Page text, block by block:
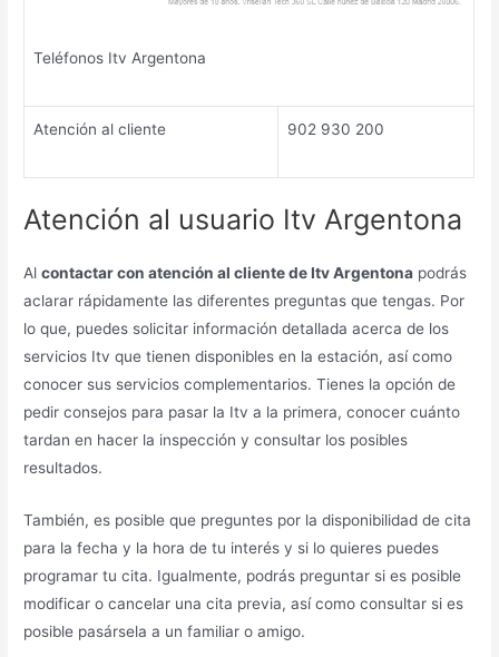
Teléfonos Itv Argentona
Atención al cliente 902 930 200
Atención al usuario Itv Argentona
Alcontactar con atención al cliente de Itv Argentona podrás
aclarar rápidamente las diferentes preguntas que tengas. Por
lo que, puedes solicitar información detallada acerca de los
servicios Itv que tienen disponibles en la estación, así como
conocer sus servicios complementarios. Tienes la opción de
pedir consejos para pasar la Itv a la primera, conocer cuánto
tardan en hacer la inspección y consultar los posibles
resultados.
También, es posible que preguntes por la disponibilidad de cita
para la fecha y la hora de tu interés y si lo quieres puedes
programar tu cita. Igualmente, podrás preguntar si es posible
modificar o cancelar una cita previa, así como consultar si es
posible pasársela a un familiar o amigo.